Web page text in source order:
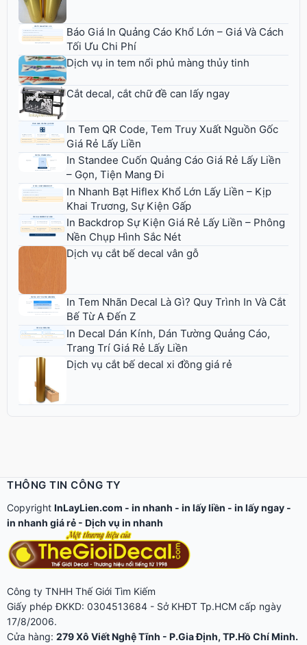
Báo Giá In Quảng Cáo Khổ Lớn – Giá Và Cách
Tối Ưu Chi Phí
Dịch vụ in tem nổi phủ màng thủy tinh
Cắt decal, cắt chữ đề can lấy ngay
In Tem QR Code, Tem Truy Xuất Nguồn Gốc
Giá Rẻ Lấy Liền
In Standee Cuốn Quảng Cáo Giá Rẻ Lấy Liền
– Gọn, Tiện Mang Đi
In Nhanh Bạt Hiflex Khổ Lớn Lấy Liền – Kịp
Khai Trương, Sự Kiện Gấp
In Backdrop Sự Kiện Giá Rẻ Lấy Liền – Phông
Nền Chụp Hình Sắc Nét
Dịch vụ cắt bế decal vân gỗ
In Tem Nhãn Decal Là Gì? Quy Trình In Và Cắt
Bế Từ A Đến Z
In Decal Dán Kính, Dán Tường Quảng Cáo,
Trang Trí Giá Rẻ Lấy Liền
Dịch vụ cắt bế decal xi đồng giá rẻ
THÔNG TIN CÔNG TY
Copyright InLayLien.com - in nhanh - in lấy liền - in lấy ngay -
in nhanh giá rẻ - Dịch vụ in nhanh
Công ty TNHH Thế Giới Tìm Kiếm
Giấy phép ĐKKD: 0304513684 - Sở KHĐT Tp.HCM cấp ngày
17/8/2006.
Cửa hàng: 279 Xô Viết Nghệ Tĩnh - P.Gia Định, TP.Hồ Chí Minh.